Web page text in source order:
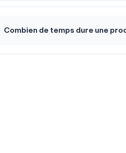
Combien de temps dure une